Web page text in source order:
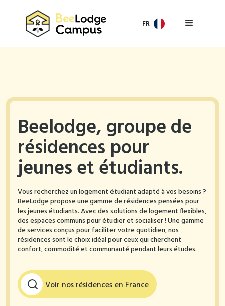
FR
Beelodge, groupe de
résidences pour
jeunes et étudiants.
Vous recherchez un logement étudiant adapté à vos besoins ?
BeeLodge propose une gamme de résidences pensées pour
les jeunes étudiants. Avec des solutions de logement flexibles,
des espaces communs pour étudier et socialiser ! Une gamme
de services conçus pour faciliter votre quotidien, nos
résidences sont le choix idéal pour ceux qui cherchent
confort, commodité et communauté pendant leurs études.
Voir nos résidences en France